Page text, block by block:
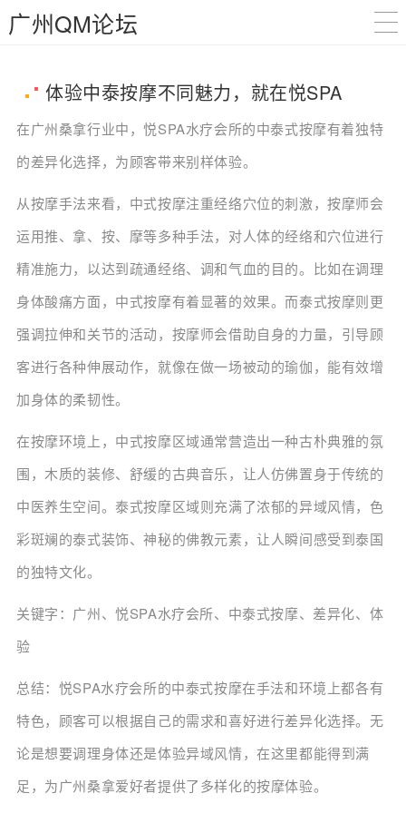
广州QM论坛
体验中泰按摩不同魅力，就在悦SPA
在广州桑拿行业中，悦SPA水疗会所的中泰式按摩有着独特
的差异化选择，为顾客带来别样体验。
从按摩手法来看，中式按摩注重经络穴位的刺激，按摩师会
运用推、拿、按、摩等多种手法，对人体的经络和穴位进行
精准施力，以达到疏通经络、调和气血的目的。比如在调理
身体酸痛方面，中式按摩有着显著的效果。而泰式按摩则更
强调拉伸和关节的活动，按摩师会借助自身的力量，引导顾
客进行各种伸展动作，就像在做一场被动的瑜伽，能有效增
加身体的柔韧性。
在按摩环境上，中式按摩区域通常营造出一种古朴典雅的氛
围，木质的装修、舒缓的古典音乐，让人仿佛置身于传统的
中医养生空间。泰式按摩区域则充满了浓郁的异域风情，色
彩斑斓的泰式装饰、神秘的佛教元素，让人瞬间感受到泰国
的独特文化。
关键字：广州、悦SPA水疗会所、中泰式按摩、差异化、体
验
总结：悦SPA水疗会所的中泰式按摩在手法和环境上都各有
特色，顾客可以根据自己的需求和喜好进行差异化选择。无
论是想要调理身体还是体验异域风情，在这里都能得到满
足，为广州桑拿爱好者提供了多样化的按摩体验。